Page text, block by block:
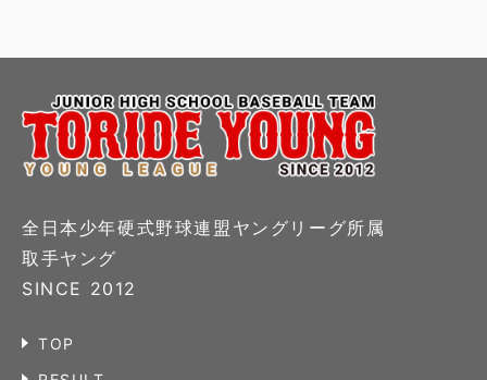
全日本少年硬式野球連盟ヤングリーグ所属
取手ヤング
SINCE 2012
TOP